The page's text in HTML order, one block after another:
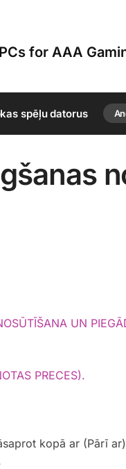
for AAA
spēļu datorus
UN
PRECES).
kopā ar (Pārī